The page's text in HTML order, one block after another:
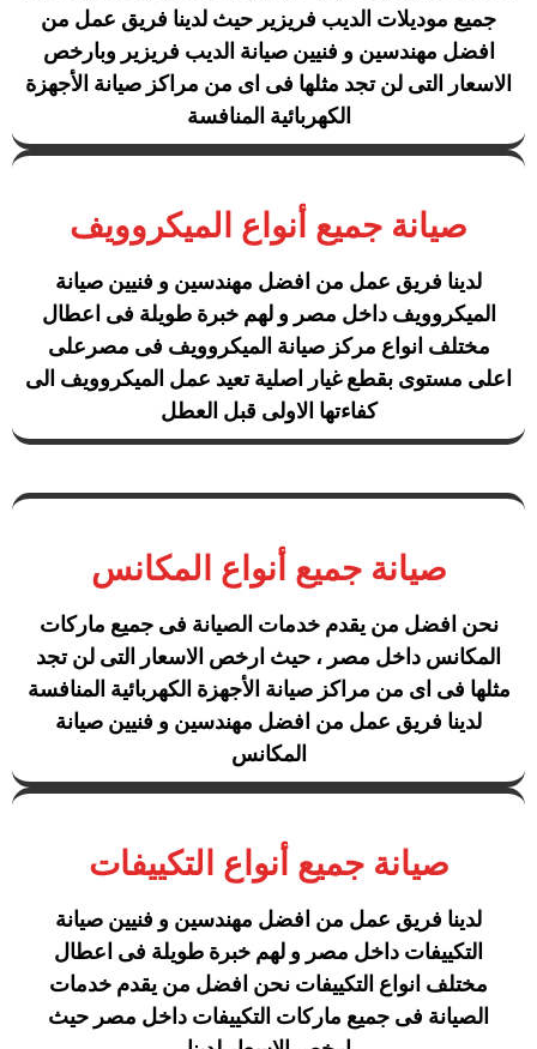
جميع موديلات الديب فريزير حيث لدينا فريق عمل من
افضل مهندسين و فنيين صيانة الديب فريزير وبارخص
الاسعار التى لن تجد مثلها فى اى من مراكز صيانة الأجهزة
الكهربائية المنافسة
صيانة جميع أنواع الميكروويف
لدينا فريق عمل من افضل مهندسين و فنيين صيانة
الميكروويف داخل مصر و لهم خبرة طويلة فى اعطال
مختلف انواع مركز صيانة الميكروويف فى مصرعلى
اعلى مستوى بقطع غيار اصلية تعيد عمل الميكروويف الى
كفاءتها الاولى قبل العطل​
صيانة جميع أنواع المكانس
نحن افضل من يقدم خدمات الصيانة فى جميع ماركات
المكانس داخل مصر ، حيث ارخص الاسعار التى لن تجد
مثلها فى اى من مراكز صيانة الأجهزة الكهربائية المنافسة
لدينا فريق عمل من افضل مهندسين و فنيين صيانة
المكانس
صيانة جميع أنواع التكييفات
لدينا فريق عمل من افضل مهندسين و فنيين صيانة
التكييفات داخل مصر و لهم خبرة طويلة فى اعطال
مختلف انواع التكييفات نحن افضل من يقدم خدمات
الصيانة فى جميع ماركات التكييفات داخل مصر حيث